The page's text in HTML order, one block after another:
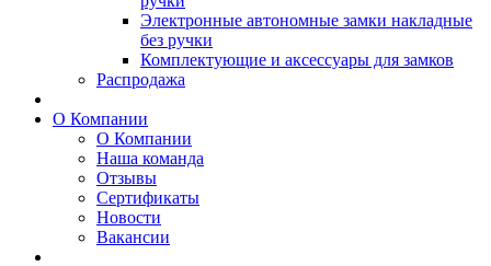
Электронные автономные замки накладные
без ручки
Комплектующие и аксессуары для замков
Распродажа
О Компании
О Компании
Наша команда
Отзывы
Сертификаты
Новости
Вакансии